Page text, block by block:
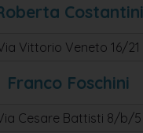
Costantini
Vittorio Veneto 16/21
Franco Foschini
Cesare Battisti 8/b/5